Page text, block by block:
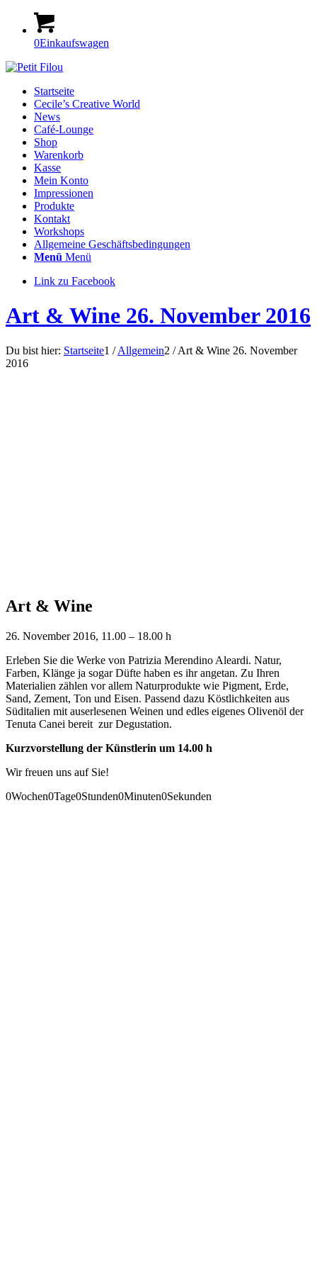
0Einkaufswagen
Startseite
Cecile’s Creative World
News
Café-Lounge
Shop
Warenkorb
Kasse
Mein Konto
Impressionen
Produkte
Kontakt
Workshops
Allgemeine Geschäftsbedingungen
Menü Menü
Link zu Facebook
Art & Wine 26. November 2016
Du bist hier: Startseite1 / Allgemein2 / Art & Wine 26. November
2016
Art & Wine
26. November 2016, 11.00 – 18.00 h
Erleben Sie die Werke von Patrizia Merendino Aleardi. Natur,
Farben, Klänge ja sogar Düfte haben es ihr angetan. Zu Ihren
Materialien zählen vor allem Naturprodukte wie Pigment, Erde,
Sand, Zement, Ton und Eisen. Passend dazu Köstlichkeiten aus
Süditalien mit auserlesenen Weinen und edles eigenes Olivenöl der
Tenuta Canei bereit zur Degustation.
Kurzvorstellung der Künstlerin um 14.00 h
Wir freuen uns auf Sie!
0Wochen0Tage0Stunden0Minuten0Sekunden